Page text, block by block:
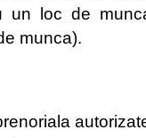
un loc de
munca).